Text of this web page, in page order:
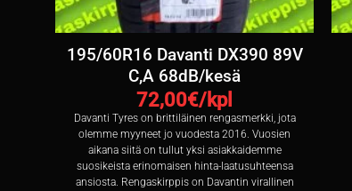
195/60R16 Davanti DX390 89V
C,A 68dB/kesä
72,00€/kpl
Davanti Tyres on brittiläinen rengasmerkki, jota
olemme myyneet jo vuodesta 2016. Vuosien
aikana siitä on tullut yksi asiakkaidemme
suosikeista erinomaisen hinta-laatusuhteensa
ansiosta. Rengaskirppis on Davantin virallinen